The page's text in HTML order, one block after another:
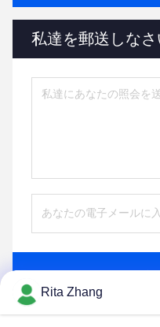
私達を郵送しなさ
Rita Zhang